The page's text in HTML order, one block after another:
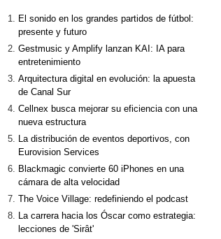
El sonido en los grandes partidos de fútbol:
presente y futuro
Gestmusic y Amplify lanzan KAI: IA para
entretenimiento
Arquitectura digital en evolución: la apuesta
de Canal Sur
Cellnex busca mejorar su eficiencia con una
nueva estructura
La distribución de eventos deportivos, con
Eurovision Services
Blackmagic convierte 60 iPhones en una
cámara de alta velocidad
The Voice Village: redefiniendo el podcast
La carrera hacia los Óscar como estrategia:
lecciones de 'Sirât'